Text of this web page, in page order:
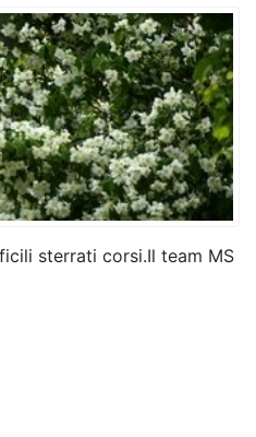
sterrati corsi.Il team MS